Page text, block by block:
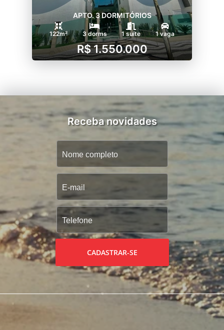
APTO. 3 DORMITÓRIOS
122m² 3 dorms 1 suíte 1 vaga
R$ 1.550.000
Receba novidades
CADASTRAR-SE